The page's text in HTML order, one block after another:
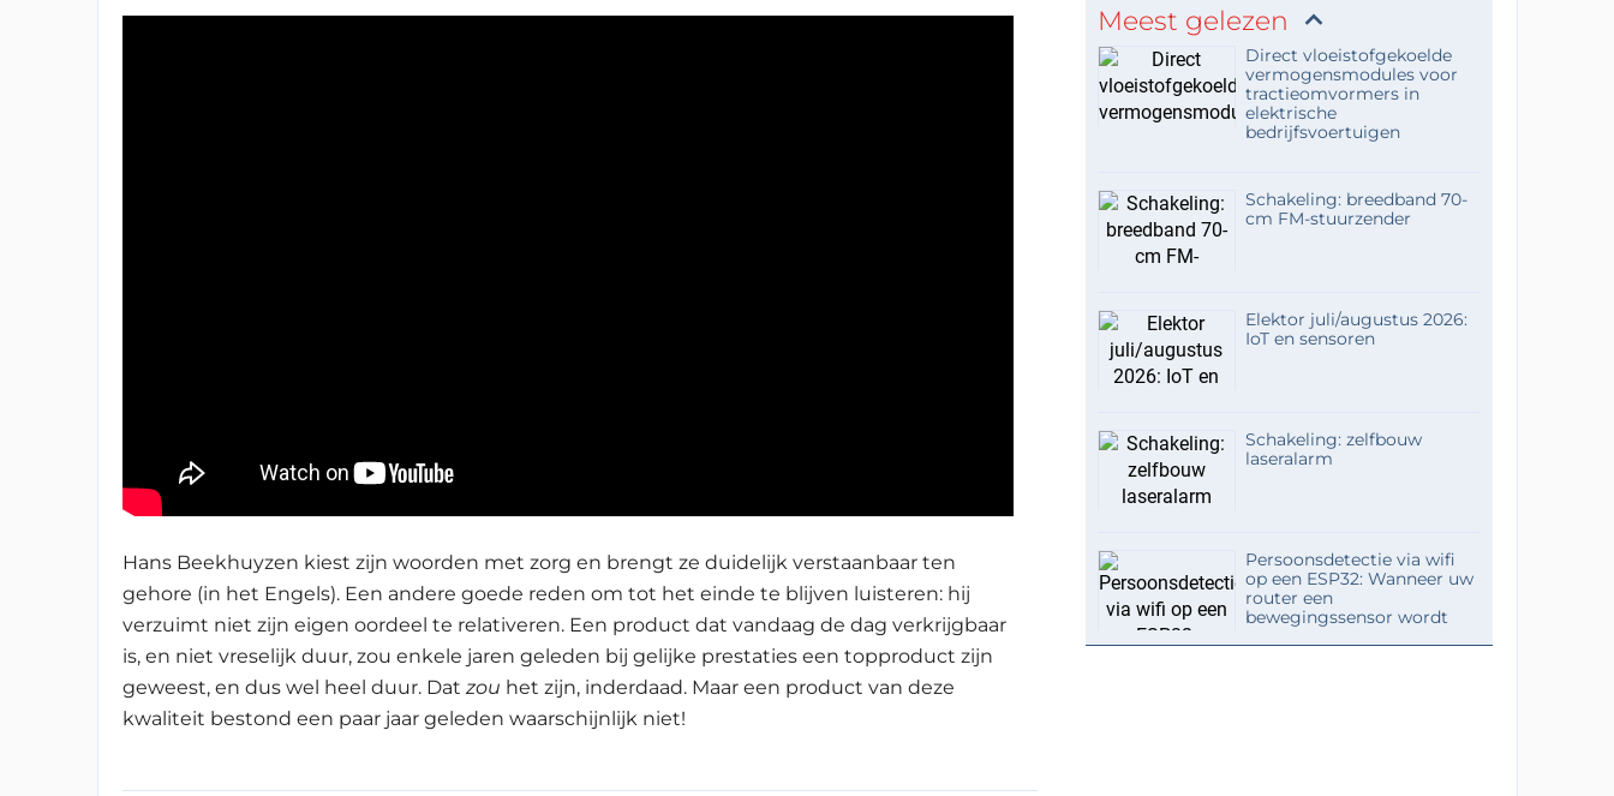
Hans Beekhuyzen kiest zijn woorden met zorg en brengt ze duidelijk verstaanbaar ten
gehore (in het Engels). Een andere goede reden om tot het einde te blijven luisteren: hij
verzuimt niet zijn eigen oordeel te relativeren. Een product dat vandaag de dag verkrijgbaar
is, en niet vreselijk duur, zou enkele jaren geleden bij gelijke prestaties een topproduct zijn
geweest, en dus wel heel duur. Dat zou het zijn, inderdaad. Maar een product van deze
kwaliteit bestond een paar jaar geleden waarschijnlijk niet!
Meest gelezen
Direct vloeistofgekoelde
vermogensmodules voor
tractieomvormers in
elektrische
bedrijfsvoertuigen
Schakeling: breedband 70-
cm FM-stuurzender
Elektor juli/augustus 2026:
IoT en sensoren
Schakeling: zelfbouw
laseralarm
Persoonsdetectie via wifi
op een ESP32: Wanneer uw
router een
bewegingssensor wordt